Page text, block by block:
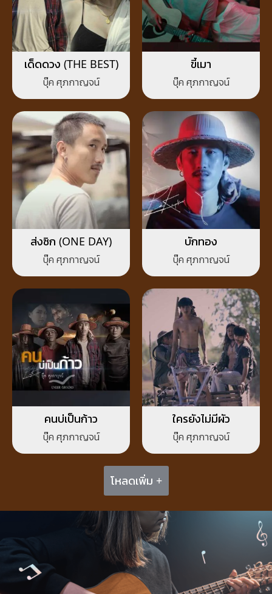
เด็ดดวง (THE BEST)
บุ๊ค ศุภกาญจน์
ขี้เมา
บุ๊ค ศุภกาญจน์
ส่งซิก (ONE DAY)
บุ๊ค ศุภกาญจน์
บักทอง
บุ๊ค ศุภกาญจน์
คนบ่เป็นก้าว
บุ๊ค ศุภกาญจน์
ใครยังไม่มีผัว
บุ๊ค ศุภกาญจน์
โหลดเพิ่ม +